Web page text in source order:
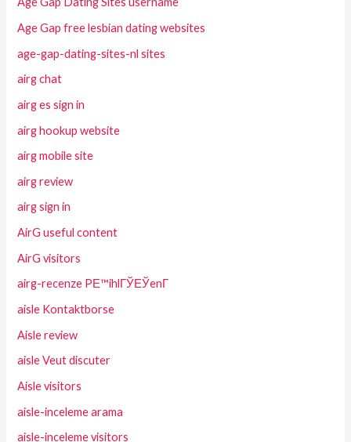
Age Gap free lesbian dating websites
age-gap-dating-sites-nl sites
airg chat
airg es sign in
airg hookup website
airg mobile site
airg review
airg sign in
AirG useful content
AirG visitors
airg-recenze PЕ™ihlГЎЕЎenГ­
aisle Kontaktborse
Aisle review
aisle Veut discuter
Aisle visitors
aisle-inceleme arama
aisle-inceleme visitors